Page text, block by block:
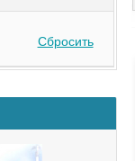
Сбросить